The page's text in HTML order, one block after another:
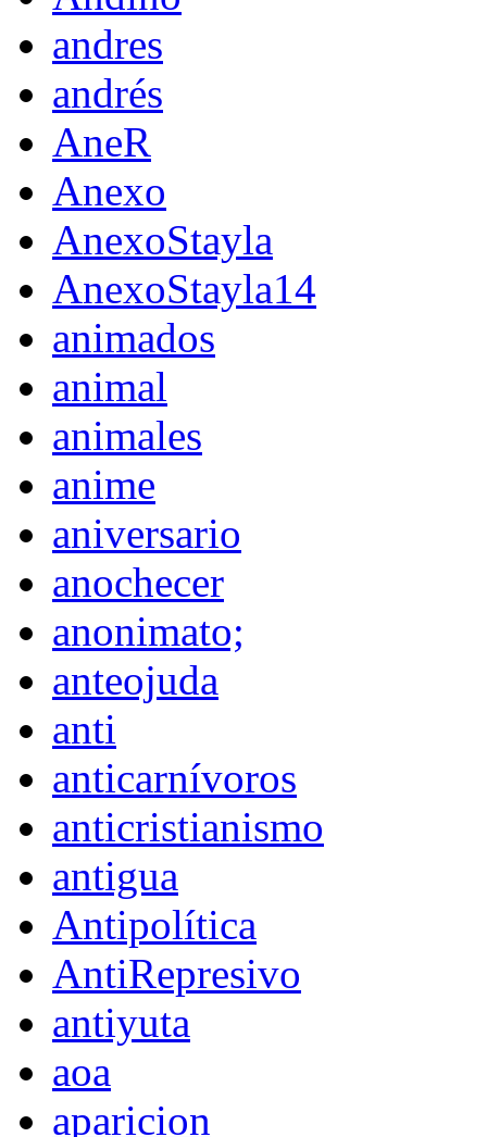
andres
andrés
AneR
Anexo
AnexoStayla
AnexoStayla14
animados
animal
animales
anime
aniversario
anochecer
anonimato;
anteojuda
anti
anticarnívoros
anticristianismo
antigua
Antipolítica
AntiRepresivo
antiyuta
aoa
aparicion